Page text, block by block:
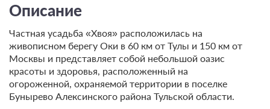
Описание
Частная усадьба «Хвоя» расположилась на
живописном берегу Оки в 60 км от Тулы и 150 км от
Москвы и представляет собой небольшой оазис
красоты и здоровья, расположенный на
огороженной, охраняемой территории в поселке
Бунырево Алексинского района Тульской области.